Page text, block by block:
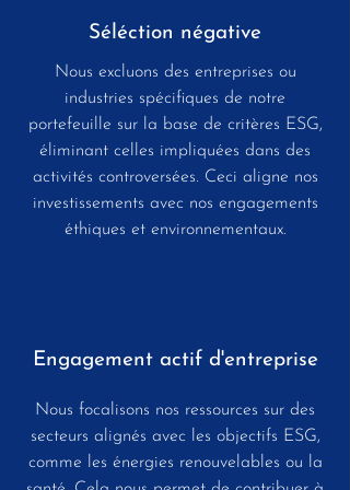
Séléction négative
Nous excluons des entreprises ou
industries spécifiques de notre
portefeuille sur la base de critères ESG,
éliminant celles impliquées dans des
activités controversées. Ceci aligne nos
investissements avec nos engagements
éthiques et environnementaux.
Engagement actif d'entreprise
Nous focalisons nos ressources sur des
secteurs alignés avec les objectifs ESG,
comme les énergies renouvelables ou la